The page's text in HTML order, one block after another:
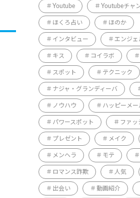
Youtube Youtubeチャ
ほくろ占い ほのか
インタビュー エンジェ
キス コイラボ
スポット テクニック
ナジャ・グランディーバ
ノウハウ ハッピーメー
パワースポット ファッ
プレゼント メイク
メンヘラ モテ
ロマンス詐欺 人気
出会い 動画紹介